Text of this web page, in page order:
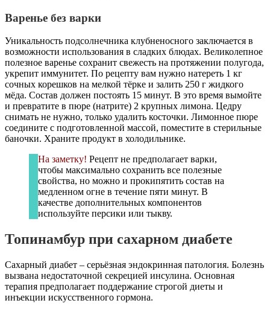
Варенье без варки
Уникальность подсолнечника клубненосного заключается в
возможности использования в сладких блюдах. Великолепное
полезное варенье сохранит свежесть на протяжении полугода,
укрепит иммунитет. По рецепту вам нужно натереть 1 кг
сочных корешков на мелкой тёрке и залить 250 г жидкого
мёда. Состав должен постоять 15 минут. В это время вымойте
и превратите в пюре (натрите) 2 крупных лимона. Цедру
снимать не нужно, только удалить косточки. Лимонное пюре
соедините с подготовленной массой, поместите в стерильные
баночки. Храните продукт в холодильнике.
На заметку! Рецепт не предполагает варки,
чтобы максимально сохранить все полезные
свойства, но можно и прокипятить состав на
медленном огне в течение пяти минут. В
качестве дополнительных компонентов
используйте персики или тыкву.
Топинамбур при сахарном диабете
Сахарный диабет – серьёзная эндокринная патология. Болезнь
вызвана недостаточной секрецией инсулина. Основная
терапия предполагает поддержание строгой диеты и
инъекции искусственного гормона.